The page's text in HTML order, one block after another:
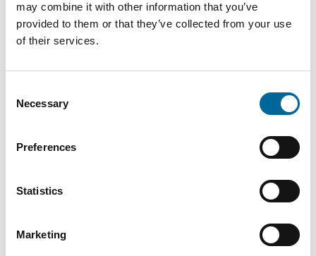
may combine it with other information that you’ve
provided to them or that they’ve collected from your use
of their services.
Selection
Necessary
Preferences
Statistics
Marketing